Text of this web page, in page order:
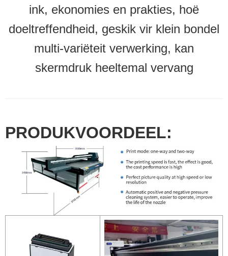
ink, ekonomies en prakties, hoë
doeltreffendheid, geskik vir klein bondel
multi-variëteit verwerking, kan
skermdruk heeltemal vervang
PRODUKVOORDEEL: